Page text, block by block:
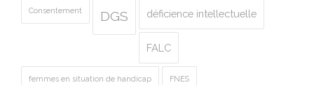
Consentement DGS déficience intellectuelle
FALC
femmes en situation de handicap FNES